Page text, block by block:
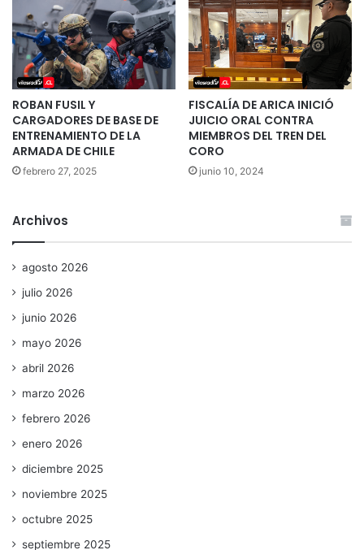
ROBAN FUSIL Y
CARGADORES DE BASE DE
ENTRENAMIENTO DE LA
ARMADA DE CHILE
febrero 27, 2025
FISCALÍA DE ARICA INICIÓ
JUICIO ORAL CONTRA
MIEMBROS DEL TREN DEL
CORO
junio 10, 2024
Archivos
agosto 2026
julio 2026
junio 2026
mayo 2026
abril 2026
marzo 2026
febrero 2026
enero 2026
diciembre 2025
noviembre 2025
octubre 2025
septiembre 2025